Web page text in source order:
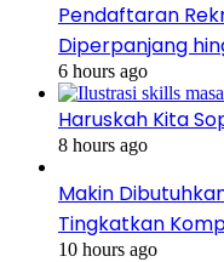
Pendaftaran
Diperpanjang
6 hours ago
Haruskah Kita
8 hours ago
Makin
Tingkatkan
10 hours ago